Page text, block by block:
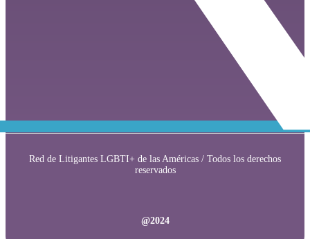
Red de Litigantes LGBTI+ de las Américas / Todos los derechos
reservados
@2024